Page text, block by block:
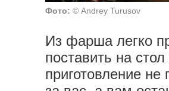
Фото: © Andrey Turusov
Из фарша легко
поставить на
приготовление не